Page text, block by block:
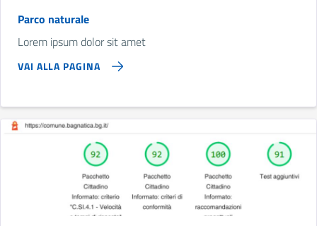
Parco naturale
Lorem ipsum dolor sit amet
VAI ALLA PAGINA